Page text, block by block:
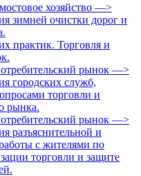
хозяйство —>
зимней очистки дорог и
практик. Торговля и
рынок —>
городских служб,
торговли и
рынка.
рынок —>
разъяснительной и
с жителями по
торговли и защите